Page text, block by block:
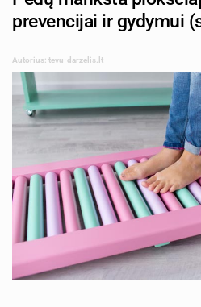
prevencijai ir gydymui
Autorius: tevu-darzelis.lt